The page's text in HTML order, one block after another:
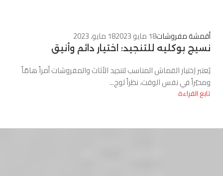
أقمشة مفروشات18 مايو 2023 18 مايو، 2023
نسيج بوكليه للتنجيد: اختيار دائم وأنيق
يُعتبر اِختيار القماش المناسب لتنجيد الأثاث والمفروشات أمراً هامّاً
ومحيّراً في نفس الوقت، نظراً لوج...
تابع القراءة